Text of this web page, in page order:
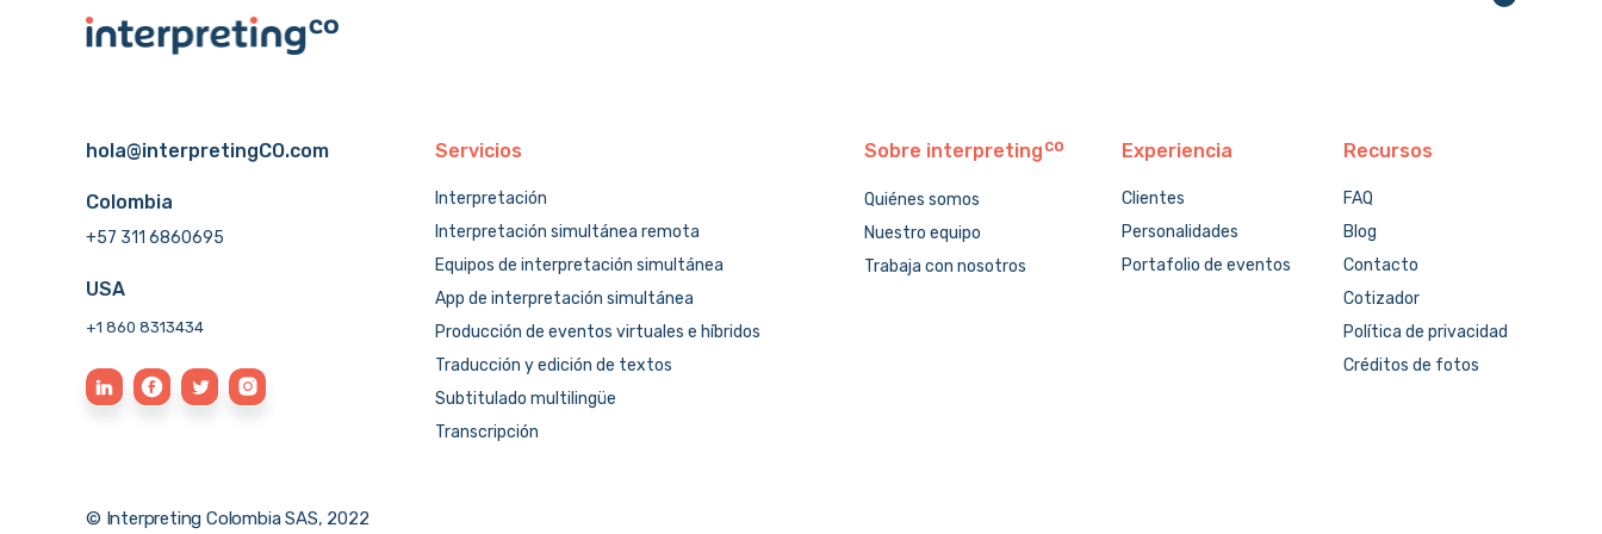
hola@interpretingCO.com
Colombia
+57 311 6860695
USA
+1 860 8313434
Servicios
Interpretación
Interpretación simultánea remota
Equipos de interpretación simultánea
App de interpretación simultánea
Producción de eventos virtuales e híbridos
Traducción y edición de textos
Subtitulado multilingüe
Transcripción
Sobre interpreting
Quiénes somos
Nuestro equipo
Trabaja con nosotros
Experiencia
Clientes
Personalidades
Portafolio de eventos
Recursos
FAQ
Blog
Contacto
Cotizador
Política de privacidad
Créditos de fotos
© Interpreting Colombia SAS, 2022